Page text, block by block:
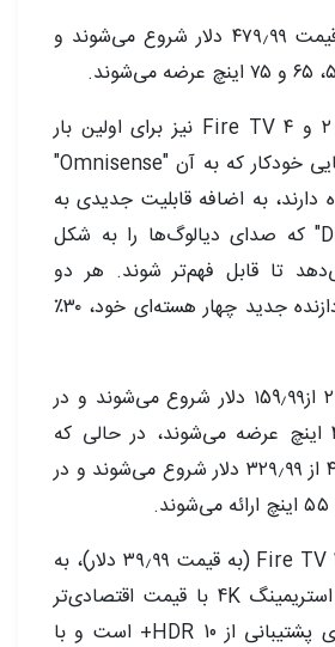
این تلویزیون‌ها از قیمت ۴۷۹٫۹۹ دلار شروع می‌شوند و
تلویزیون‌های سری ۲ و ۴ Fire TV نیز برای اولین بار
قابلیت تنظیم روشنایی خودکار که به آن "Omnisense"
دارند، به اضافه قابلیت جدیدی به
نام "Dialog Boost" که صدای دیالوگ‌ها را به شکل
تا قابل فهم‌تر شوند. هر دو
دستگاه به دلیل پردازنده جدید چهار هسته‌ای خود، ۳۰٪
تلویزیون‌های سری ۲ از۱59٫۹۹ دلار شروع می‌شوند و در
اندازه‌های ۳۲ و ۴۰ اینچ عرضه می‌شوند، در حالی که
تلویزیون‌های سری ۴ از ۳۲۹٫۹۹ دلار شروع می‌شوند و در
استیک Fire TV 4K Select (به قیمت ۳۹٫۹۹ دلار)، به
عنوان یک استیک استریمینگ 4K با قیمت اقتصادی‌تر
طراحی شده و دارای پشتیبانی از HDR 10+ است و با